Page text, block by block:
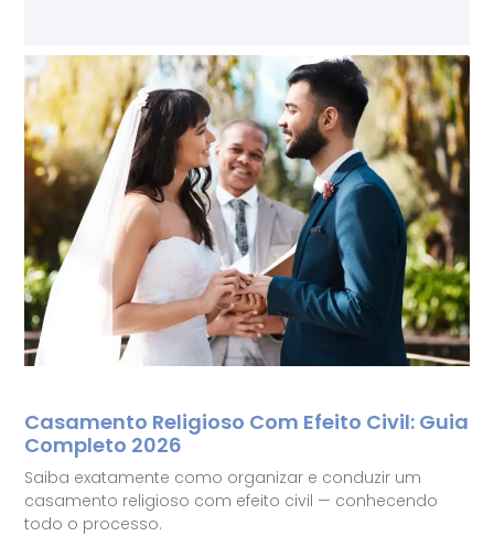
Casamento Religioso Com Efeito Civil: Guia
Completo 2026
Saiba exatamente como organizar e conduzir um
casamento religioso com efeito civil — conhecendo
todo o processo.